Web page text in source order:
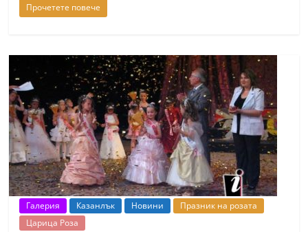
Прочетете повече
Галерия Казанлък Новини
Празник на розата
Царица Роза